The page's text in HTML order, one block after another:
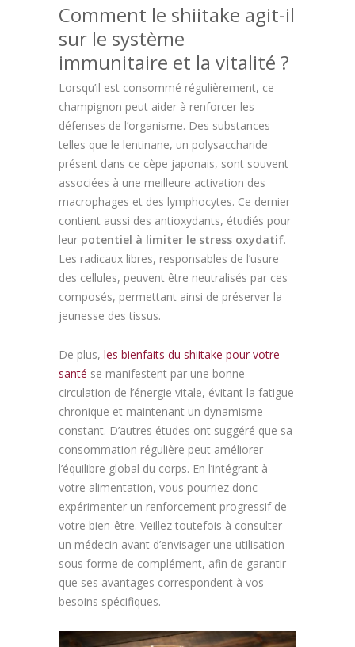
Comment le shiitake agit-il
sur le système
immunitaire et la vitalité ?
Lorsqu’il est consommé régulièrement, ce
champignon peut aider à renforcer les
défenses de l’organisme. Des substances
telles que le lentinane, un polysaccharide
présent dans ce cèpe japonais, sont souvent
associées à une meilleure activation des
macrophages et des lymphocytes. Ce dernier
contient aussi des antioxydants, étudiés pour
leur potentiel à limiter le stress oxydatif.
Les radicaux libres, responsables de l’usure
des cellules, peuvent être neutralisés par ces
composés, permettant ainsi de préserver la
jeunesse des tissus.
De plus, les bienfaits du shiitake pour votre
santé se manifestent par une bonne
circulation de l’énergie vitale, évitant la fatigue
chronique et maintenant un dynamisme
constant. D’autres études ont suggéré que sa
consommation régulière peut améliorer
l’équilibre global du corps. En l’intégrant à
votre alimentation, vous pourriez donc
expérimenter un renforcement progressif de
votre bien-être. Veillez toutefois à consulter
un médecin avant d’envisager une utilisation
sous forme de complément, afin de garantir
que ses avantages correspondent à vos
besoins spécifiques.